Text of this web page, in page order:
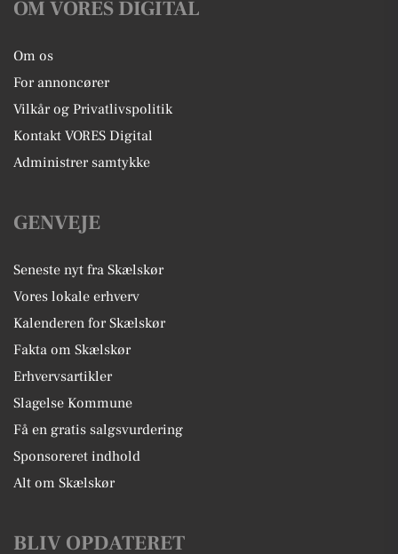
OM VORES DIGITAL
Om os
For annoncører
Vilkår og Privatlivspolitik
Kontakt VORES Digital
Administrer samtykke
GENVEJE
Seneste nyt fra Skælskør
Vores lokale erhverv
Kalenderen for Skælskør
Fakta om Skælskør
Erhvervsartikler
Slagelse Kommune
Få en gratis salgsvurdering
Sponsoreret indhold
Alt om Skælskør
BLIV OPDATERET